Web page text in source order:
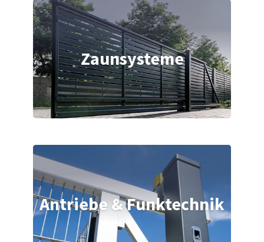
Zaunsysteme
Antriebe & Funktechnik